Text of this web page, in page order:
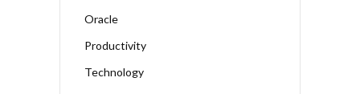
Oracle
Productivity
Technology